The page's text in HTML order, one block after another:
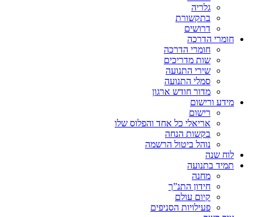
גלריה
בתקשורת
דרושים
חומרי הדרכה
חומרי הדרכה
שות מדריכים
שירי התנועה
סמלי התנועה
מדור חודש ארגון
מידע ורישום
רישום
אריאלי כל אחד והפלוס שלו
בקשות הנחה
נוהל ביטול הרשמה
לוח שנה
תמיד בתנועה
מחנה
חידון התנ”ך
קיום עולם
פעילויות הסניפים